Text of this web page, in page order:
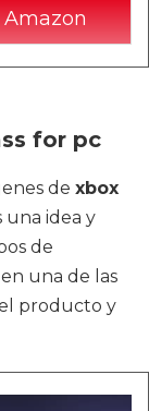
for pc
de xbox
una idea y
de
una de las
producto y